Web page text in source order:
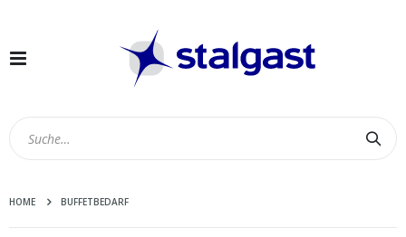
Navigation
HOME BUFFETBEDARF